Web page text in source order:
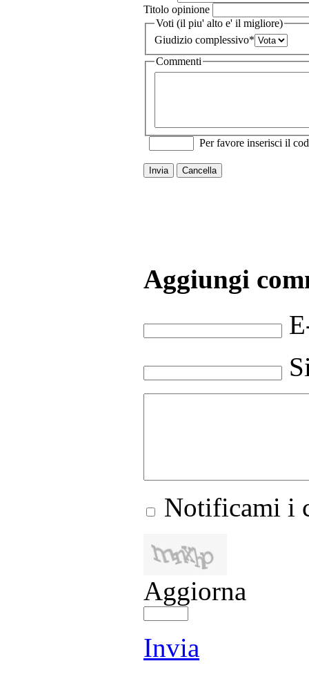
Titolo opinione
Voti (il piu' alto e' il migliore)
Giudizio complessivo*
Commenti
Per favore inserisci il
Invia Cancella
Aggiungi
Notificami i
Aggiorna
Invia